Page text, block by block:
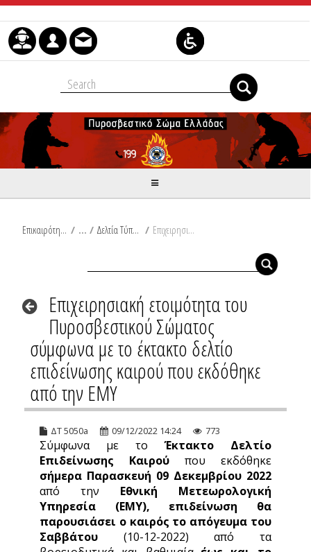
Skip to Content
Επικαιρότητα / Δελτία Τύπου / Επιχειρησιακή ετοιμότητα του Πυροσβεστικού Σώματος σύμφωνα με το έκτακτο δελτίο επιδείνωσης καιρού που εκδόθηκε από την ΕΜΥ
Επιχειρησιακή ετοιμότητα του
Πυροσβεστικού Σώματος
σύμφωνα με το έκτακτο δελτίο
επιδείνωσης καιρού που εκδόθηκε
από την ΕΜΥ
ΔΤ 5050a 09/12/2022 14:24 773
Σύμφωνα με τοΈκτακτο Δελτίο
Επιδείνωσης Καιρού που εκδόθηκε
σήμερα Παρασκευή 09 Δεκεμβρίου 2022
από την Εθνική Μετεωρολογική
Υπηρεσία (ΕΜΥ), επιδείνωση θα
παρουσιάσει ο καιρός το απόγευμα του
Σαββάτου (10-12-2022) από τα